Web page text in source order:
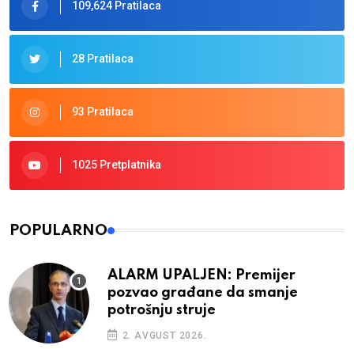
109,624 Pratilaca
28 Pratilaca
93 Pratilaca
1025 Pretplatnika
POPULARNO
ALARM UPALJEN: Premijer
pozvao građane da smanje
potrošnju struje
2. AVGUST 2026.